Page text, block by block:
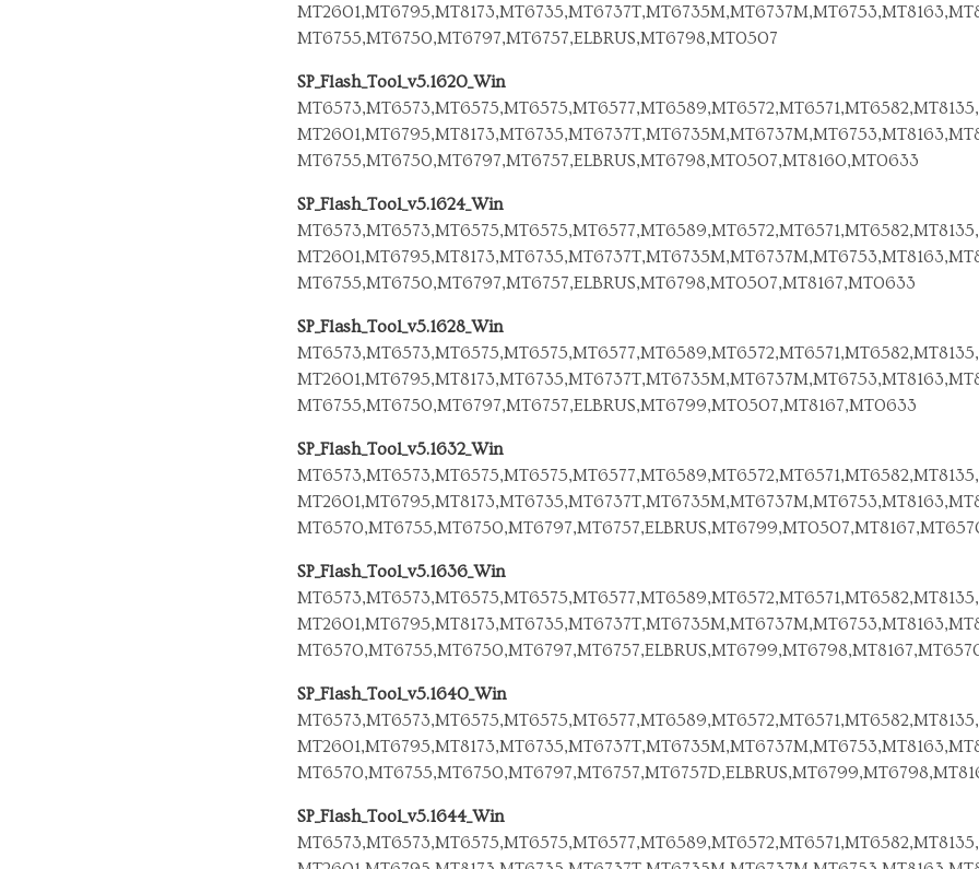
MT6755,MT6750,MT6797,MT6757,ELBRUS,MT6798,MT0507
SP_Flash_Tool_v5.1620_Win
MT6755,MT6750,MT6797,MT6757,ELBRUS,MT6798,MT0507,MT8160,MT0633
SP_Flash_Tool_v5.1624_Win
MT6755,MT6750,MT6797,MT6757,ELBRUS,MT6798,MT0507,MT8167,MT0633
SP_Flash_Tool_v5.1628_Win
MT6755,MT6750,MT6797,MT6757,ELBRUS,MT6799,MT0507,MT8167,MT0633
SP_Flash_Tool_v5.1632_Win
SP_Flash_Tool_v5.1636_Win
SP_Flash_Tool_v5.1640_Win
SP_Flash_Tool_v5.1644_Win